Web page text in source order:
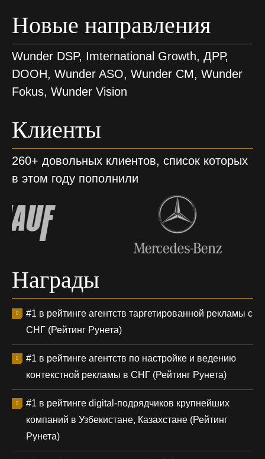
Новые направления
Wunder DSP, Imternational Growth, ДРР,
DOOH, Wunder ASO, Wunder CM, Wunder
Fokus, Wunder Vision
Клиенты
260+ довольных клиентов, список которых
в этом году пополнили
Награды
#1 в рейтинге агентств таргетированной рекламы с
СНГ (Рейтинг Рунета)
#1 в рейтинге агентств по настройке и ведению
контекстной рекламы в СНГ (Рейтинг Рунета)
#1 в рейтинге digital-подрядчиков крупнейших
компаний в Узбекистане, Казахстане (Рейтинг
Рунета)